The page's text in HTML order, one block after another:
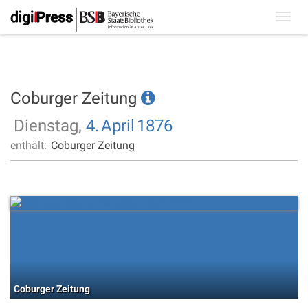
Coburger Zeitung
Dienstag, 4.April 1876
enthält: Coburger Zeitung
Coburger Zeitung